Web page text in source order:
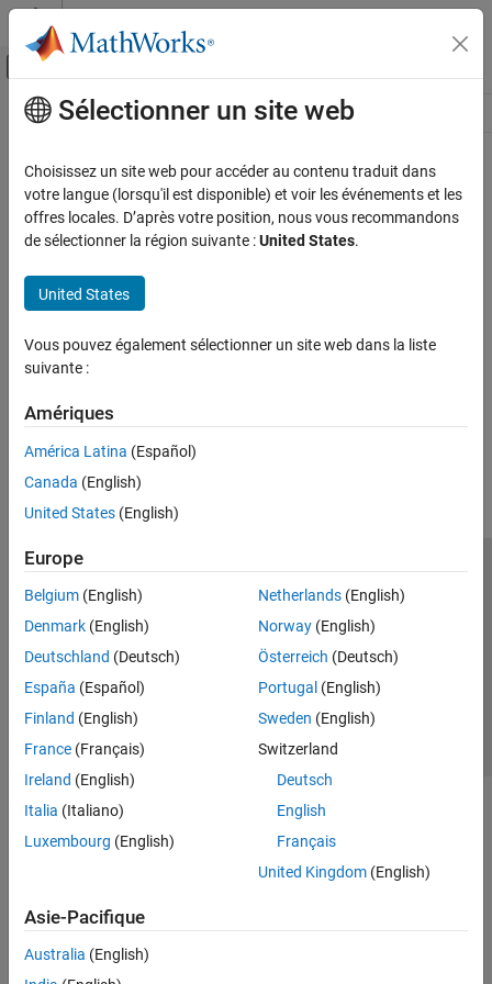
Passer au contenu
Activer/désactiver l'affichage du menu
Ressource
Contenu principal
Sélectionner un site web
Choisissez un site web pour accéder au contenu traduit dans
votre langue (lorsqu'il est disponible) et voir les événements et les
offres locales. D’après votre position, nous vous recommandons
de sélectionner la région suivante :United States.
United States
Vous pouvez également sélectionner un site web dans la liste
suivante :
Amériques
América Latina (Español)
Canada (English)
United States (English)
Europe
Belgium (English)
Denmark (English)
Deutschland (Deutsch)
España (Español)
Finland (English)
France (Français)
Ireland (English)
Italia (Italiano)
Luxembourg (English)
Netherlands(English)
Norway(English)
Österreich (Deutsch)
Portugal (English)
Sweden (English)
Switzerland
Deutsch
English
Français
United Kingdom(English)
Asie-Pacifique
Australia (English)
Lutte anti-piratage
Contacts locaux
© 1994-2026 The MathWorks, Inc.